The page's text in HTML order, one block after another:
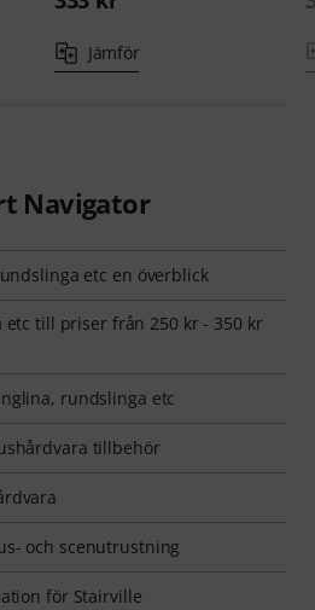
Jämför
Navigator
etc en överblick
etc till priser från 250 kr - 350 kr
rundslinga etc
tillbehör
och scenutrustning
för Stairville